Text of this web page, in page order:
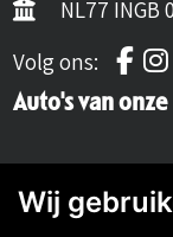
NL77 INGB
Volg ons:
Auto's van
Wij